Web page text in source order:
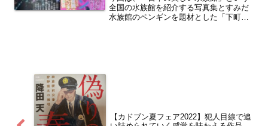
全国の水族館を紹介する写真集とすみだ
水族館のペンギンを題材とした「下町ペ
【カドブン夏フェア2022】犯人目線で追